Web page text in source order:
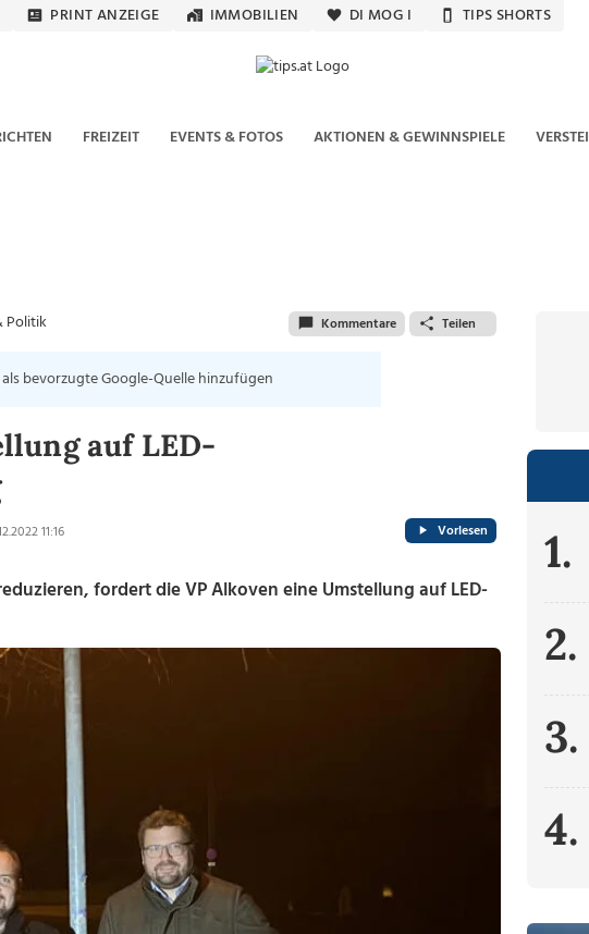
PRINT ANZEIGE IMMOBILIEN DI MOG I TIPS SHORTS
FREIZEIT EVENTS & FOTOS AKTIONEN & GEWINNSPIELE
Politik Kommentare Teilen
bevorzugte Google-Quelle hinzufügen
auf LED-
11:16 Vorlesen
fordert die VP Alkoven eine Umstellung auf LED-
1.
2.
3.
4.